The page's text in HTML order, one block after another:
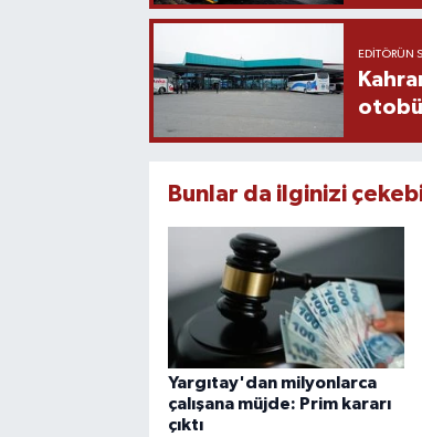
EDITÖRÜN
Bunlar da ilginizi
Yargıtay'dan milyonlarca
çalışana müjde: Prim kararı
çıktı